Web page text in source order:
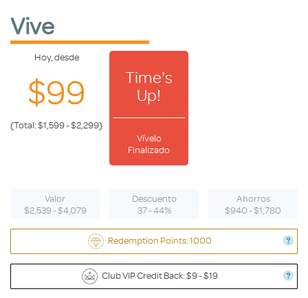
Vive
Hoy, desde
$99
(Total: $1,599 - $2,299)
Time's
Up!
Vívelo
Finalizado
Valor
$2,539 - $4,079
Descuento
37 - 44%
Ahorros
$940 - $1,780
Redemption Points: 1000
Club VIP Credit Back: $9 - $19